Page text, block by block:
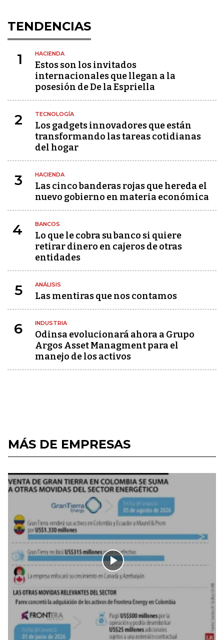
TENDENCIAS
1 HACIENDA
Estos son los invitados
internacionales que llegan a la
posesión de De la Espriella
2 TECNOLOGÍA
Los gadgets innovadores que están
transformando las tareas cotidianas
del hogar
3 HACIENDA
Las cinco banderas rojas que hereda el
nuevo gobierno en materia económica
4 BANCOS
Lo que le cobra su banco si quiere
retirar dinero en cajeros de otras
entidades
5 ANÁLISIS
Las mentiras que nos contamos
6 INDUSTRIA
Odinsa evolucionará ahora a Grupo
Argos Asset Managment para el
manejo de los activos
MÁS DE EMPRESAS